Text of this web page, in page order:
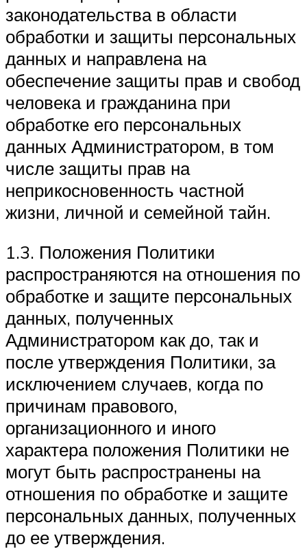
законодательства в области
обработки и защиты персональных
данных и направлена на
обеспечение защиты прав и свобод
человека и гражданина при
обработке его персональных
данных Администратором, в том
числе защиты прав на
неприкосновенность частной
жизни, личной и семейной тайн.
1.3. Положения Политики
распространяются на отношения по
обработке и защите персональных
данных, полученных
Администратором как до, так и
после утверждения Политики, за
исключением случаев, когда по
причинам правового,
организационного и иного
характера положения Политики не
могут быть распространены на
отношения по обработке и защите
персональных данных, полученных
до ее утверждения.